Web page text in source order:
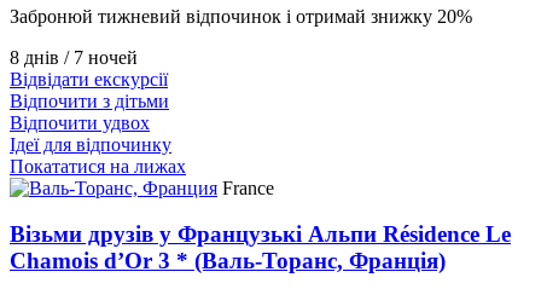
Забронюй тижневий відпочинок і отримай знижку 20%
8 днів / 7 ночей
Відвідати екскурсії
Відпочити з дітьми
Відпочити удвох
Ідеї для відпочинку
Покататися на лижах
France
Візьми друзів у Французькі Альпи Résidence Le
Chamois d’Or 3 * (Валь-Торанс, Франція)